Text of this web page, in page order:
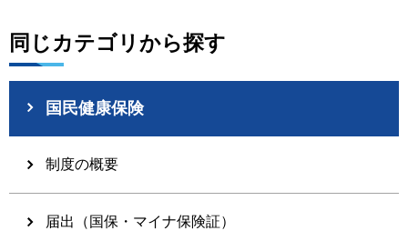
同じカテゴリから探す
国民健康保険
制度の概要
届出（国保・マイナ保険証）